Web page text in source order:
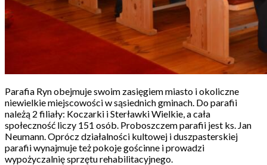
Parafia Ryn obejmuje swoim zasięgiem miasto i okoliczne
niewielkie miejscowości w sąsiednich gminach. Do parafii
należą 2 filiały: Koczarki i Sterławki Wielkie, a cała
społeczność liczy 151 osób. Proboszczem parafii jest ks. Jan
Neumann. Oprócz działalności kultowej i duszpasterskiej
parafii wynajmuje też pokoje gościnne i prowadzi
wypożyczalnię sprzętu rehabilitacyjnego.